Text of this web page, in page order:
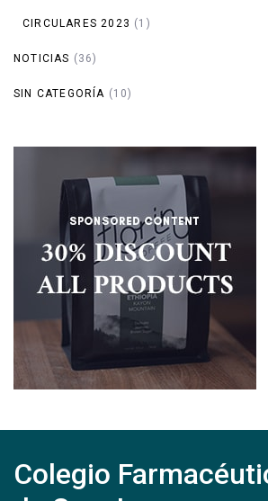
CIRCULARES 2023 (1)
NOTICIAS (36)
SIN CATEGORÍA (10)
Colegio